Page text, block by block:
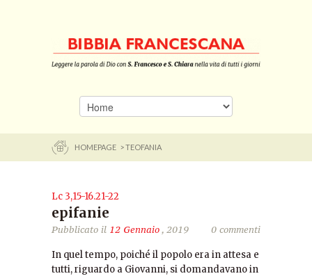
HOMEPAGE > TEOFANIA
Lc 3,15-16.21-22
epifanie
Pubblicato il 12 Gennaio, 2019 0 commenti
In quel tempo, poiché il popolo era in attesa e
tutti, riguardo a Giovanni, si domandavano in